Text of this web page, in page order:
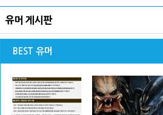
유머 게시판
BEST 유머